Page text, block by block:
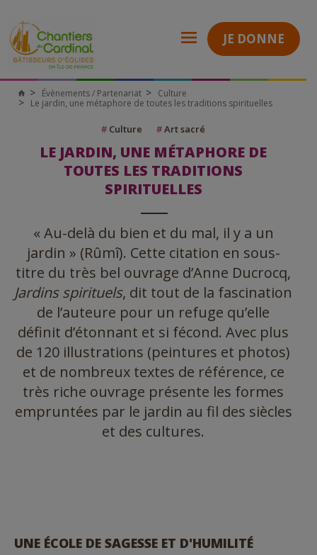
JE DONNE
Chantiers
du
Évènements / Partenariat
Culture
Le jardin, une métaphore de toutes les traditions spirituelles
# Culture #Art sacré
LE JARDIN, UNE MÉTAPHORE DE
TOUTES LES TRADITIONS
SPIRITUELLES
« Au-delà du bien et du mal, il y a un
jardin » (Rûmî). Cette citation en sous-
titre du très bel ouvrage d’Anne Ducrocq,
Jardins spirituels, dit tout de la fascination
de l’auteure pour un refuge qu’elle
définit d’étonnant et si fécond. Avec plus
de 120 illustrations (peintures et photos)
et de nombreux textes de référence, ce
très riche ouvrage présente les formes
empruntées par le jardin au fil des siècles
et des cultures.
UNE ÉCOLE DE SAGESSE ET D'HUMILITÉ